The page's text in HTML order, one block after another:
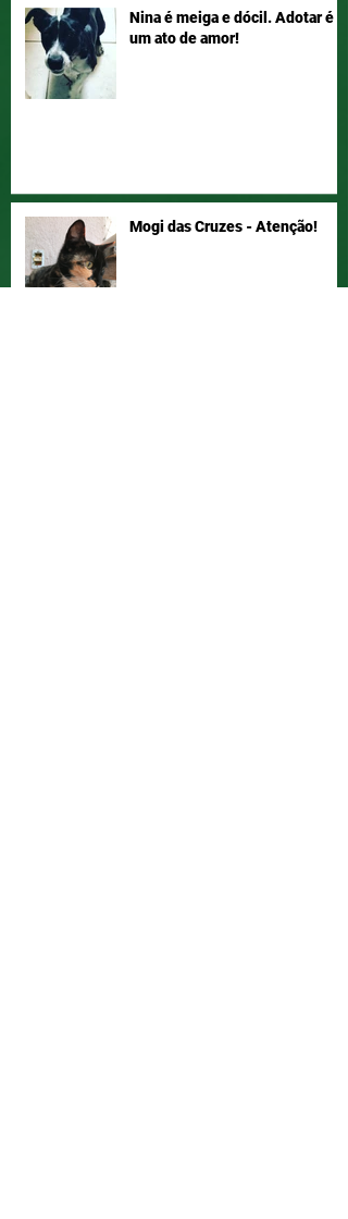
Nina é meiga e dócil. Adotar é
um ato de amor!
Mogi das Cruzes - Atenção!